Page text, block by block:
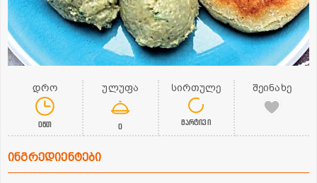
დრო
0წთ
ულუფა
0
სირთულე
მარტივი
შეინახე
ინგრედიენტები